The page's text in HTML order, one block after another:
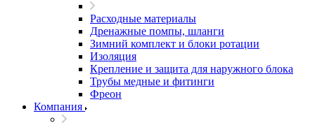
Расходные материалы
Дренажные помпы, шланги
Зимний комплект и блоки ротации
Изоляция
Крепление и защита для наружного блока
Трубы медные и фитинги
Фреон
Компания